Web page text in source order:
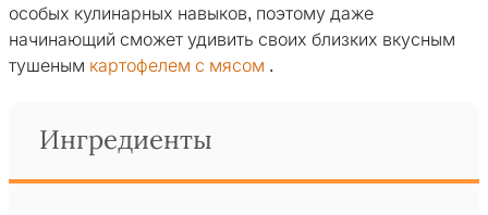
особых кулинарных навыков, поэтому даже
начинающий сможет удивить своих близких вкусным
тушеным картофелем с мясом .
Ингредиенты